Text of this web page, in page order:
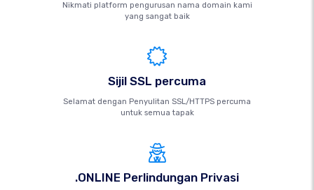
Nikmati platform pengurusan nama domain kami
yang sangat baik
Sijil SSL percuma
Selamat dengan Penyulitan SSL/HTTPS percuma
untuk semua tapak
.ONLINE Perlindungan Privasi